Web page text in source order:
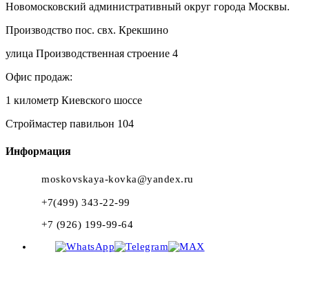
Новомосковский административный округ города Москвы.
Производство пос. свх. Крекшино
улица Производственная строение 4
Офис продаж:
1 километр Киевского шоссе
Строймастер павильон 104
Информация
moskovskaya-kovka@yandex.ru
+7(499) 343-22-99
+7 (926) 199-99-64